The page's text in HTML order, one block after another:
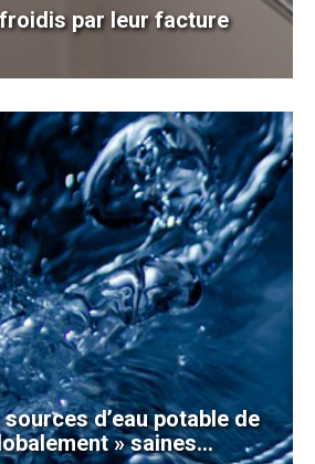
par leur facture
d’eau potable de
» saines…